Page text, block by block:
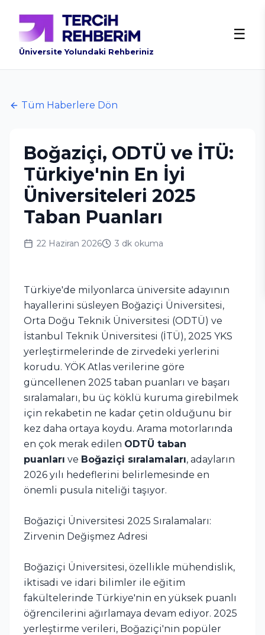
Üniversite Yolundaki Rehberiniz
☰
Tüm Haberlere Dön
Boğaziçi, ODTÜ ve İTÜ:
Türkiye'nin En İyi
Üniversiteleri 2025
Taban Puanları
22 Haziran 2026 3 dk okuma
Türkiye'de milyonlarca üniversite adayının
hayallerini süsleyen Boğaziçi Üniversitesi,
Orta Doğu Teknik Üniversitesi (ODTÜ) ve
İstanbul Teknik Üniversitesi (İTÜ), 2025 YKS
yerleştirmelerinde de zirvedeki yerlerini
korudu. YÖK Atlas verilerine göre
güncellenen 2025 taban puanları ve başarı
sıralamaları, bu üç köklü kuruma girebilmek
için rekabetin ne kadar çetin olduğunu bir
kez daha ortaya koydu. Arama motorlarında
en çok merak edilen ODTÜ taban
puanları ve Boğaziçi sıralamaları, adayların
2026 yılı hedeflerini belirlemesinde en
önemli pusula niteliği taşıyor.
Boğaziçi Üniversitesi 2025 Sıralamaları:
Zirvenin Değişmez Adresi
Boğaziçi Üniversitesi, özellikle mühendislik,
iktisadi ve idari bilimler ile eğitim
fakültelerinde Türkiye'nin en yüksek puanlı
öğrencilerini ağırlamaya devam ediyor. 2025
yerleştirme verileri, Boğaziçi'nin popüler